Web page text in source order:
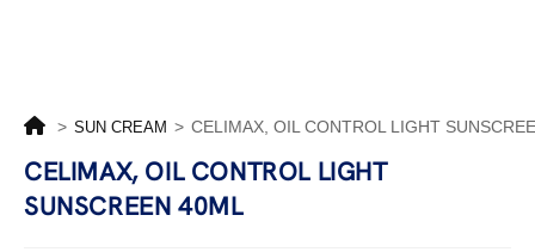
> SUN CREAM > CELIMAX, OIL CONTROL LIGHT
CELIMAX, OIL CONTROL LIGHT
SUNSCREEN 40ML